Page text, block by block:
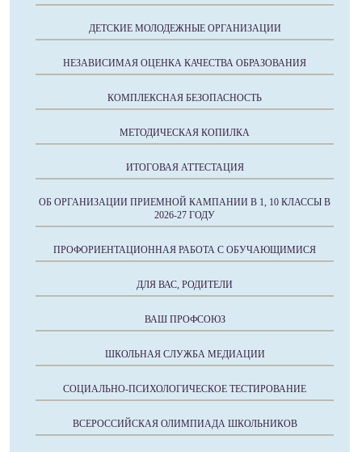
ДЕТСКИЕ МОЛОДЕЖНЫЕ ОРГАНИЗАЦИИ
НЕЗАВИСИМАЯ ОЦЕНКА КАЧЕСТВА ОБРАЗОВАНИЯ
КОМПЛЕКСНАЯ БЕЗОПАСНОСТЬ
МЕТОДИЧЕСКАЯ КОПИЛКА
ИТОГОВАЯ АТТЕСТАЦИЯ
ОБ ОРГАНИЗАЦИИ ПРИЕМНОЙ КАМПАНИИ В 1, 10 КЛАССЫ В
2026-27 ГОДУ
ПРОФОРИЕНТАЦИОННАЯ РАБОТА С ОБУЧАЮЩИМИСЯ
ДЛЯ ВАС, РОДИТЕЛИ
ВАШ ПРОФСОЮЗ
ШКОЛЬНАЯ СЛУЖБА МЕДИАЦИИ
СОЦИАЛЬНО-ПСИХОЛОГИЧЕСКОЕ ТЕСТИРОВАНИЕ
ВСЕРОССИЙСКАЯ ОЛИМПИАДА ШКОЛЬНИКОВ